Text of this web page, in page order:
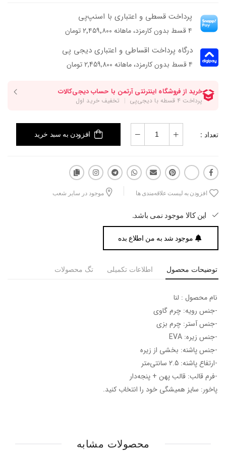
پرداخت قسطی و اعتباری با اسنپ‌پی
۴ قسط بدون کارمزد، ماهانه ۲٬۴۵۹٬۸۰۰ تومان
درگاه پرداخت اقساطی و اعتباری دیجی پی
۴ قسط بدون کارمزد، ماهانه 2,459,800 تومان
تعداد : افزودن به سبد خرید
افزودن به لیست علاقه‌مندی ها موجود در سایر شعب
این کالا موجود نمی باشد.
موجود شد به من اطلاع بده
توضیحات محصول اطلاعات تکمیلی تگ محصولات
نام محصول : لنا
-جنس رویه: چرم گاوی
-جنس آستر: چرم بزی
-جنس زیره: EVA
-جنس پاشنه: بخشی از زیره
-ارتفاع پاشنه: 2.5 سانتی‌متر
-فرم قالب: قالب پهن + پنجه‎‌دار
پاخور: سایز همیشگی خود را انتخاب کنید.
محصولات مشابه